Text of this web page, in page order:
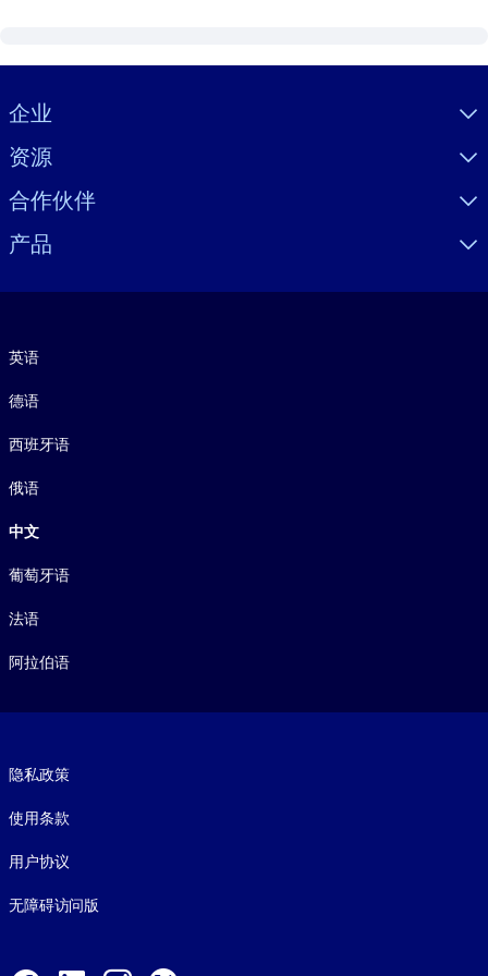
Visually hidden Text
企业
资源
合作伙伴
产品
英语
德语
西班牙语
俄语
中文
葡萄牙语
法语
阿拉伯语
隐私政策
使用条款
用户协议
无障碍访问版